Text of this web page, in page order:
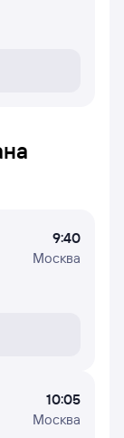
9:40
Москва
10:05
Москва